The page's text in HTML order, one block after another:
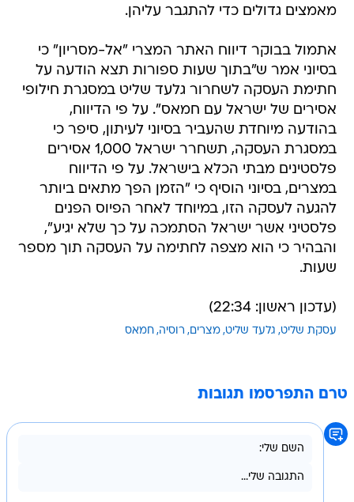
מאמצים גדולים כדי להתגבר עליהן.
אתמול בבוקר דיווח האתר המצרי "אל-מסריון" כי
בסיוני אמר ש"בתוך שעות ספורות תצא הודעה על
חתימת העסקה לשחרור גלעד שליט במסגרת חילופי
אסירים של ישראל עם חמאס". על פי הדיווח,
בהודעה מיוחדת שהעביר בסיוני לעיתון, סיפר כי
במסגרת העסקה, תשחרר ישראל 1,000 אסירים
פלסטינים מבתי הכלא בישראל. על פי הדיווח
במצרים, בסיוני הוסיף כי "הזמן הפך מתאים ביותר
להגעה לעסקה הזו, במיוחד לאחר הפיוס הפנים
פלסטיני אשר ישראל הסתמכה על כך שלא יגיע",
והבהיר כי הוא מצפה לחתימה על העסקה תוך מספר
שעות.
(עדכון ראשון: 22:34)
עסקת שליט גלעד שליט מצרים רוסיה חמאס
טרם התפרסמו תגובות